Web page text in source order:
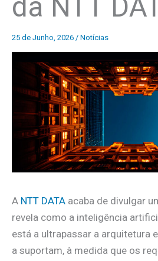
25 de Junho, 2026 / Notícias
A NTT DATA acaba de divulgar
revela como a inteligência
está a ultrapassar a arquitetura
a suportam, à medida que os